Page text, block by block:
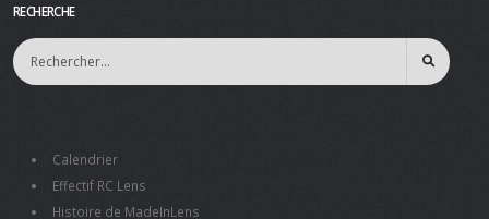
RECHERCHE
Calendrier
Effectif RC Lens
Histoire de MadeInLens